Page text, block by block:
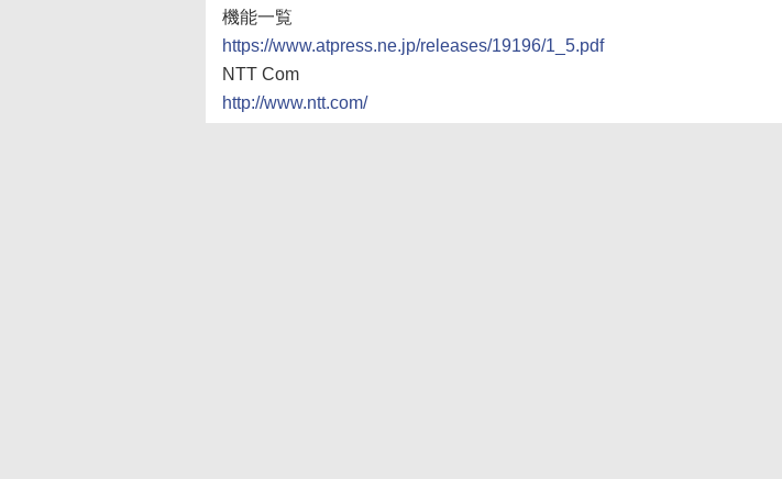
機能一覧
https://www.atpress.ne.jp/releases/19196/1_5.pdf
NTT Com
http://www.ntt.com/